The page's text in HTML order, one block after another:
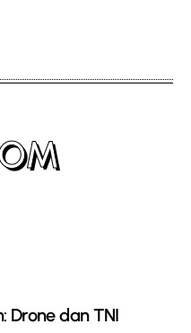
Drone dan TNI